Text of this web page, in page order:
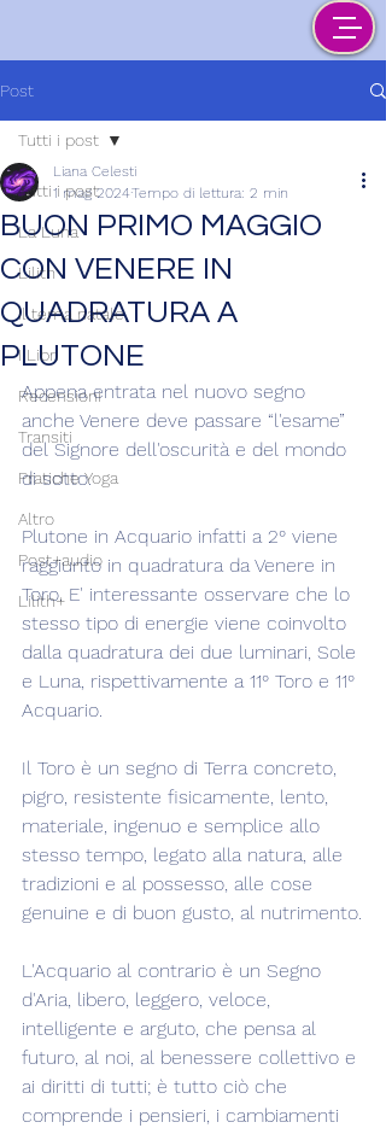
Post
Tutti i post
La Luna
Lilith
Il tema natale
I Libri
Recensioni
Transiti
Pratiche Yoga
Altro
Post+audio
Lilith+
Tutti i post
BUON PRIMO MAGGIO
CON VENERE IN
QUADRATURA A
PLUTONE
Liana Celesti
1 mag 2024Tempo di lettura: 2 min
Appena entrata nel nuovo segno
anche Venere deve passare “l'esame”
del Signore dell'oscurità e del mondo
di sotto.
Plutone in Acquario infatti a 2° viene
raggiunto in quadratura da Venere in
Toro. E' interessante osservare che lo
stesso tipo di energie viene coinvolto
dalla quadratura dei due luminari, Sole
e Luna, rispettivamente a 11° Toro e 11°
Acquario.
Il Toro è un segno di Terra concreto,
pigro, resistente fisicamente, lento,
materiale, ingenuo e semplice allo
stesso tempo, legato alla natura, alle
tradizioni e al possesso, alle cose
genuine e di buon gusto, al nutrimento.
L'Acquario al contrario è un Segno
d'Aria, libero, leggero, veloce,
intelligente e arguto, che pensa al
futuro, al noi, al benessere collettivo e
ai diritti di tutti; è tutto ciò che
comprende i pensieri, i cambiamenti